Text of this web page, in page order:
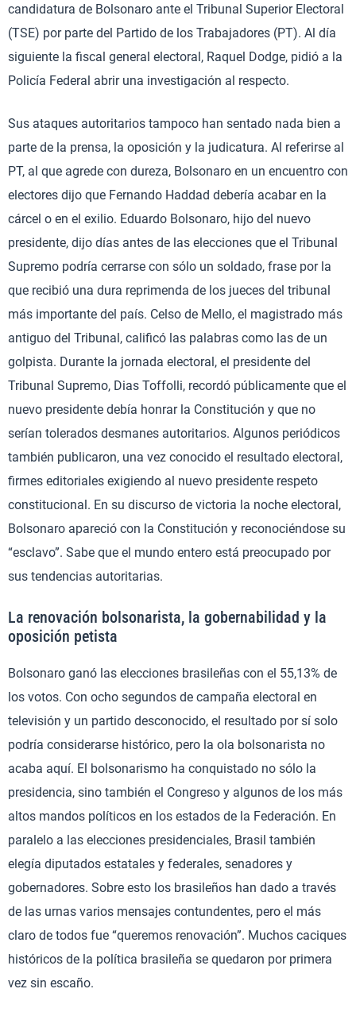
candidatura de Bolsonaro ante el Tribunal Superior Electoral
(TSE) por parte del Partido de los Trabajadores (PT). Al día
siguiente la fiscal general electoral, Raquel Dodge, pidió a la
Policía Federal abrir una investigación al respecto.
Sus ataques autoritarios tampoco han sentado nada bien a
parte de la prensa, la oposición y la judicatura. Al referirse al
PT, al que agrede con dureza, Bolsonaro en un encuentro con
electores dijo que Fernando Haddad debería acabar en la
cárcel o en el exilio. Eduardo Bolsonaro, hijo del nuevo
presidente, dijo días antes de las elecciones que el Tribunal
Supremo podría cerrarse con sólo un soldado, frase por la
que recibió una dura reprimenda de los jueces del tribunal
más importante del país. Celso de Mello, el magistrado más
antiguo del Tribunal, calificó las palabras como las de un
golpista. Durante la jornada electoral, el presidente del
Tribunal Supremo, Dias Toffolli, recordó públicamente que el
nuevo presidente debía honrar la Constitución y que no
serían tolerados desmanes autoritarios. Algunos periódicos
también publicaron, una vez conocido el resultado electoral,
firmes editoriales exigiendo al nuevo presidente respeto
constitucional. En su discurso de victoria la noche electoral,
Bolsonaro apareció con la Constitución y reconociéndose su
“esclavo”. Sabe que el mundo entero está preocupado por
sus tendencias autoritarias.
La renovación bolsonarista, la gobernabilidad y la
oposición petista
Bolsonaro ganó las elecciones brasileñas con el 55,13% de
los votos. Con ocho segundos de campaña electoral en
televisión y un partido desconocido, el resultado por sí solo
podría considerarse histórico, pero la ola bolsonarista no
acaba aquí. El bolsonarismo ha conquistado no sólo la
presidencia, sino también el Congreso y algunos de los más
altos mandos políticos en los estados de la Federación. En
paralelo a las elecciones presidenciales, Brasil también
elegía diputados estatales y federales, senadores y
gobernadores. Sobre esto los brasileños han dado a través
de las urnas varios mensajes contundentes, pero el más
claro de todos fue “queremos renovación”. Muchos caciques
históricos de la política brasileña se quedaron por primera
vez sin escaño.